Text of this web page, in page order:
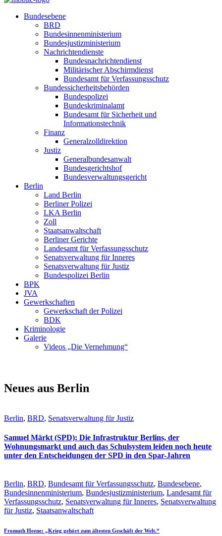
Bundesebene
BRD
Bundesinnenministerium
Bundesjustizministerium
Nachrichtendienste
Bundesnachrichtendienst
Militärischer Abschirmdienst
Bundesamt für Verfassungsschutz
Bundessicherheitsbehörden
Bundespolizei
Bundeskriminalamt
Bundesamt für Sicherheit und
Informationstechnik
Finanz
Generalzolldirektion
Justiz
Generalbundesanwalt
Bundesgerichtshof
Bundesverwaltungsgericht
Berlin
Land Berlin
Berliner Polizei
LKA Berlin
Zoll
Staatsanwaltschaft
Berliner Gerichte
Landesamt für Verfassungsschutz
Senatsverwaltung für Inneres
Senatsverwaltung für Justiz
Bundespolizei Berlin
BPK
JVA
Gewerkschaften
Gewerkschaft der Polizei
BDK
Kriminologie
Galerie
Videos „Die Vernehmung“
Neues aus Berlin
Berlin, BRD, Senatsverwaltung für Justiz
Samuel Märkt (SPD): Die Infrastruktur Berlins, der
Wohnungsmarkt und auch das Schulsystem leiden noch heute
unter den Entscheidungen der SPD in den Spar-Jahren
Berlin, BRD, Bundesamt für Verfassungsschutz, Bundesebene,
Bundesinnenministerium, Bundesjustizministerium, Landesamt für
Verfassungsschutz, Senatsverwaltung für Inneres, Senatsverwaltung
für Justiz, Staatsanwaltschaft
Fromuth Heene: „Krieg gehört zum ältesten Geschäft der Welt.“